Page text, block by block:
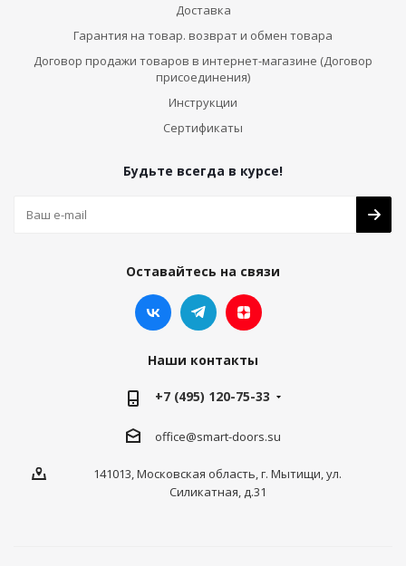
Доставка
Гарантия на товар. возврат и обмен товара
Договор продажи товаров в интернет-магазине (Договор
присоединения)
Инструкции
Сертификаты
Будьте всегда в курсе!
Оставайтесь на связи
Наши контакты
+7 (495) 120-75-33
office@smart-doors.su
141013, Московская область, г. Мытищи, ул.
Силикатная, д.31